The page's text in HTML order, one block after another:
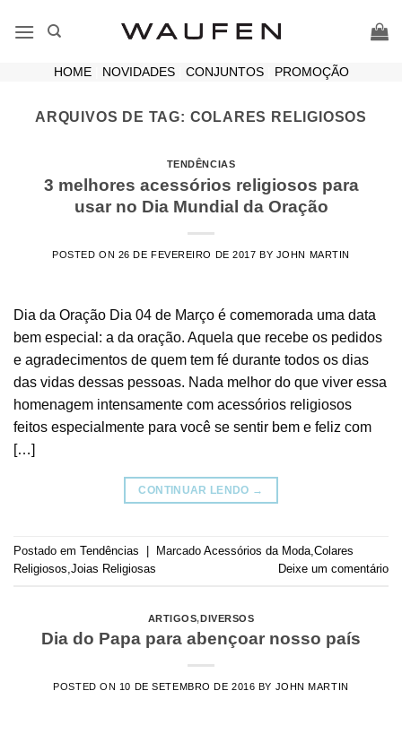
HOME| NOVIDADES| CONJUNTOS| PROMOÇÃO
ARQUIVOS DE TAG: COLARES RELIGIOSOS
TENDÊNCIAS
3 melhores acessórios religiosos para
usar no Dia Mundial da Oração
POSTED ON 26 DE FEVEREIRO DE 2017 BY JOHN MARTIN
Dia da Oração Dia 04 de Março é comemorada uma data
bem especial: a da oração. Aquela que recebe os pedidos
e agradecimentos de quem tem fé durante todos os dias
das vidas dessas pessoas. Nada melhor do que viver essa
homenagem intensamente com acessórios religiosos
feitos especialmente para você se sentir bem e feliz com
[…]
CONTINUAR LENDO →
Postado em Tendências Marcado Acessórios da Moda Colares
Religiosos Joias Religiosas Deixe um comentário
ARTIGOS,DIVERSOS
Dia do Papa para abençoar nosso país
POSTED ON 10 DE SETEMBRO DE 2016 BY JOHN MARTIN